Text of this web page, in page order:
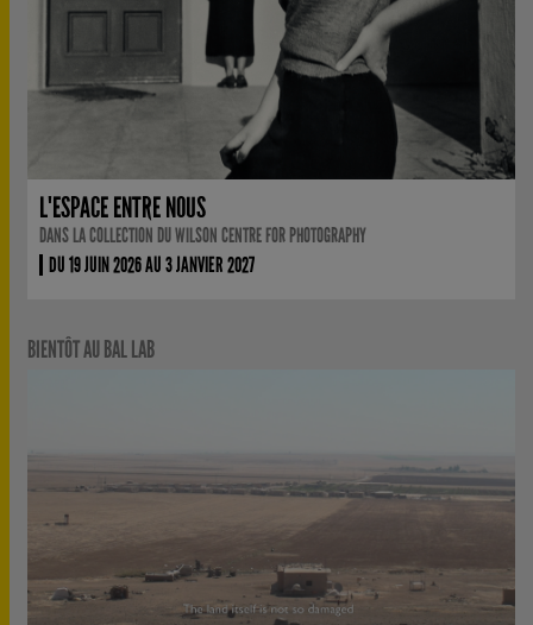
L'ESPACE ENTRE NOUS
DANS LA COLLECTION DU WILSON CENTRE FOR PHOTOGRAPHY
DU 19 JUIN 2026 AU 3 JANVIER 2027
BIENTÔT AU BAL LAB